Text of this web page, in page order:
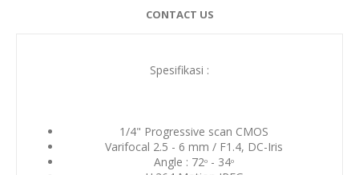
CONTACT US
Spesifikasi :
1/4" Progressive scan CMOS
Varifocal 2.5 - 6 mm / F1.4, DC-Iris
Angle : 72o - 34o